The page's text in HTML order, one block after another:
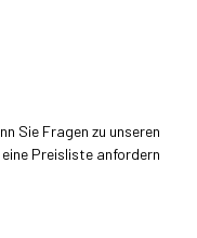
Sie Fragen zu unseren
Preisliste anfordern